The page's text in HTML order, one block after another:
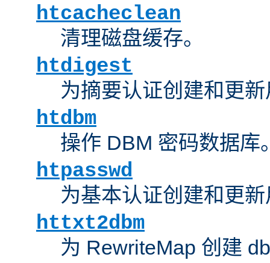
htcacheclean
清理磁盘缓存。
htdigest
为摘要认证创建和更
htdbm
操作 DBM 密码数据库
htpasswd
为基本认证创建和更
httxt2dbm
为 RewriteMap 创建